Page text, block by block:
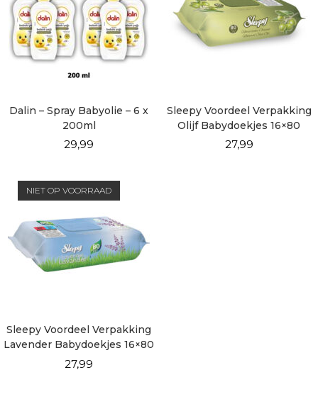
Dalin – Spray Babyolie – 6 x
200ml
29,99
Sleepy Voordeel Verpakking
Olijf Babydoekjes 16×80
vellen
27,99
NIET OP VOORRAAD
Sleepy Voordeel Verpakking
Lavender Babydoekjes 16×80
vellen
27,99